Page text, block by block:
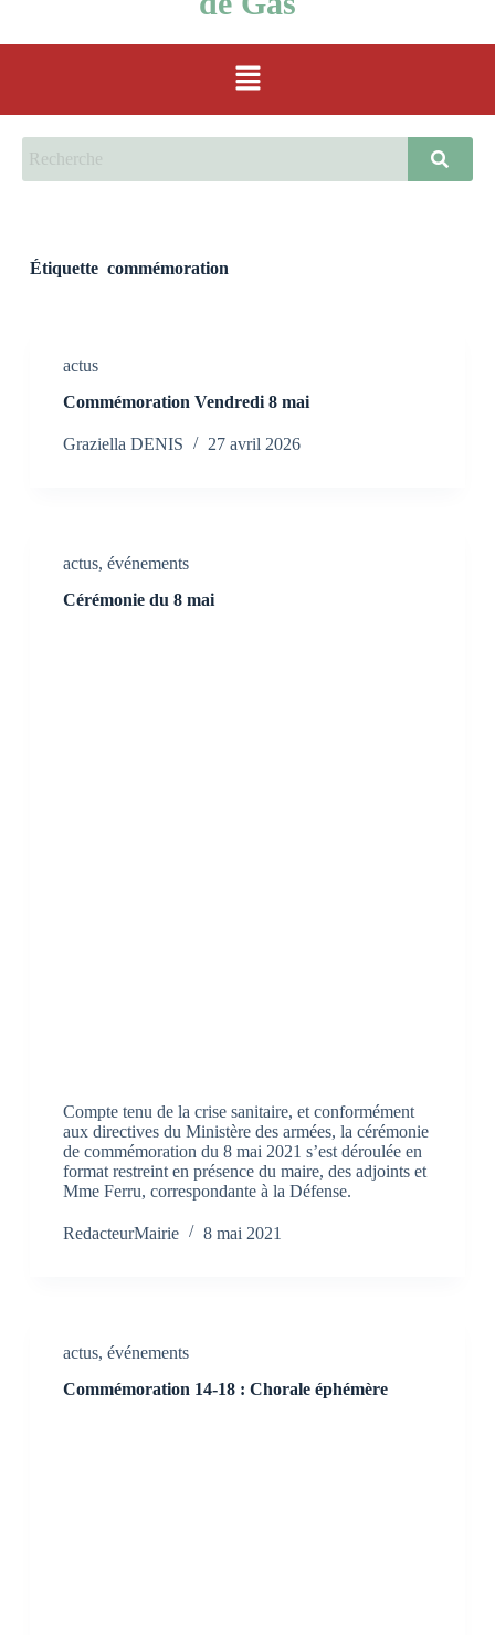
Étiquette commémoration
actus
Commémoration Vendredi 8 mai
Graziella DENIS 27 avril 2026
actus, événements
Cérémonie du 8 mai
Compte tenu de la crise sanitaire, et conformément
aux directives du Ministère des armées, la cérémonie
de commémoration du 8 mai 2021 s’est déroulée en
format restreint en présence du maire, des adjoints et
Mme Ferru, correspondante à la Défense.
RedacteurMairie 8 mai 2021
actus, événements
Commémoration 14-18 : Chorale éphémère